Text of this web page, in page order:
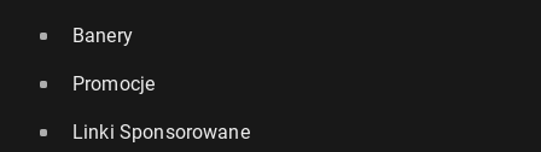
Banery
Promocje
Linki Sponsorowane